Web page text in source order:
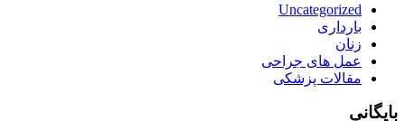
Uncategorized
بارداری
زنان
عمل های جراحی
مقالات پزشکی
بایگانی